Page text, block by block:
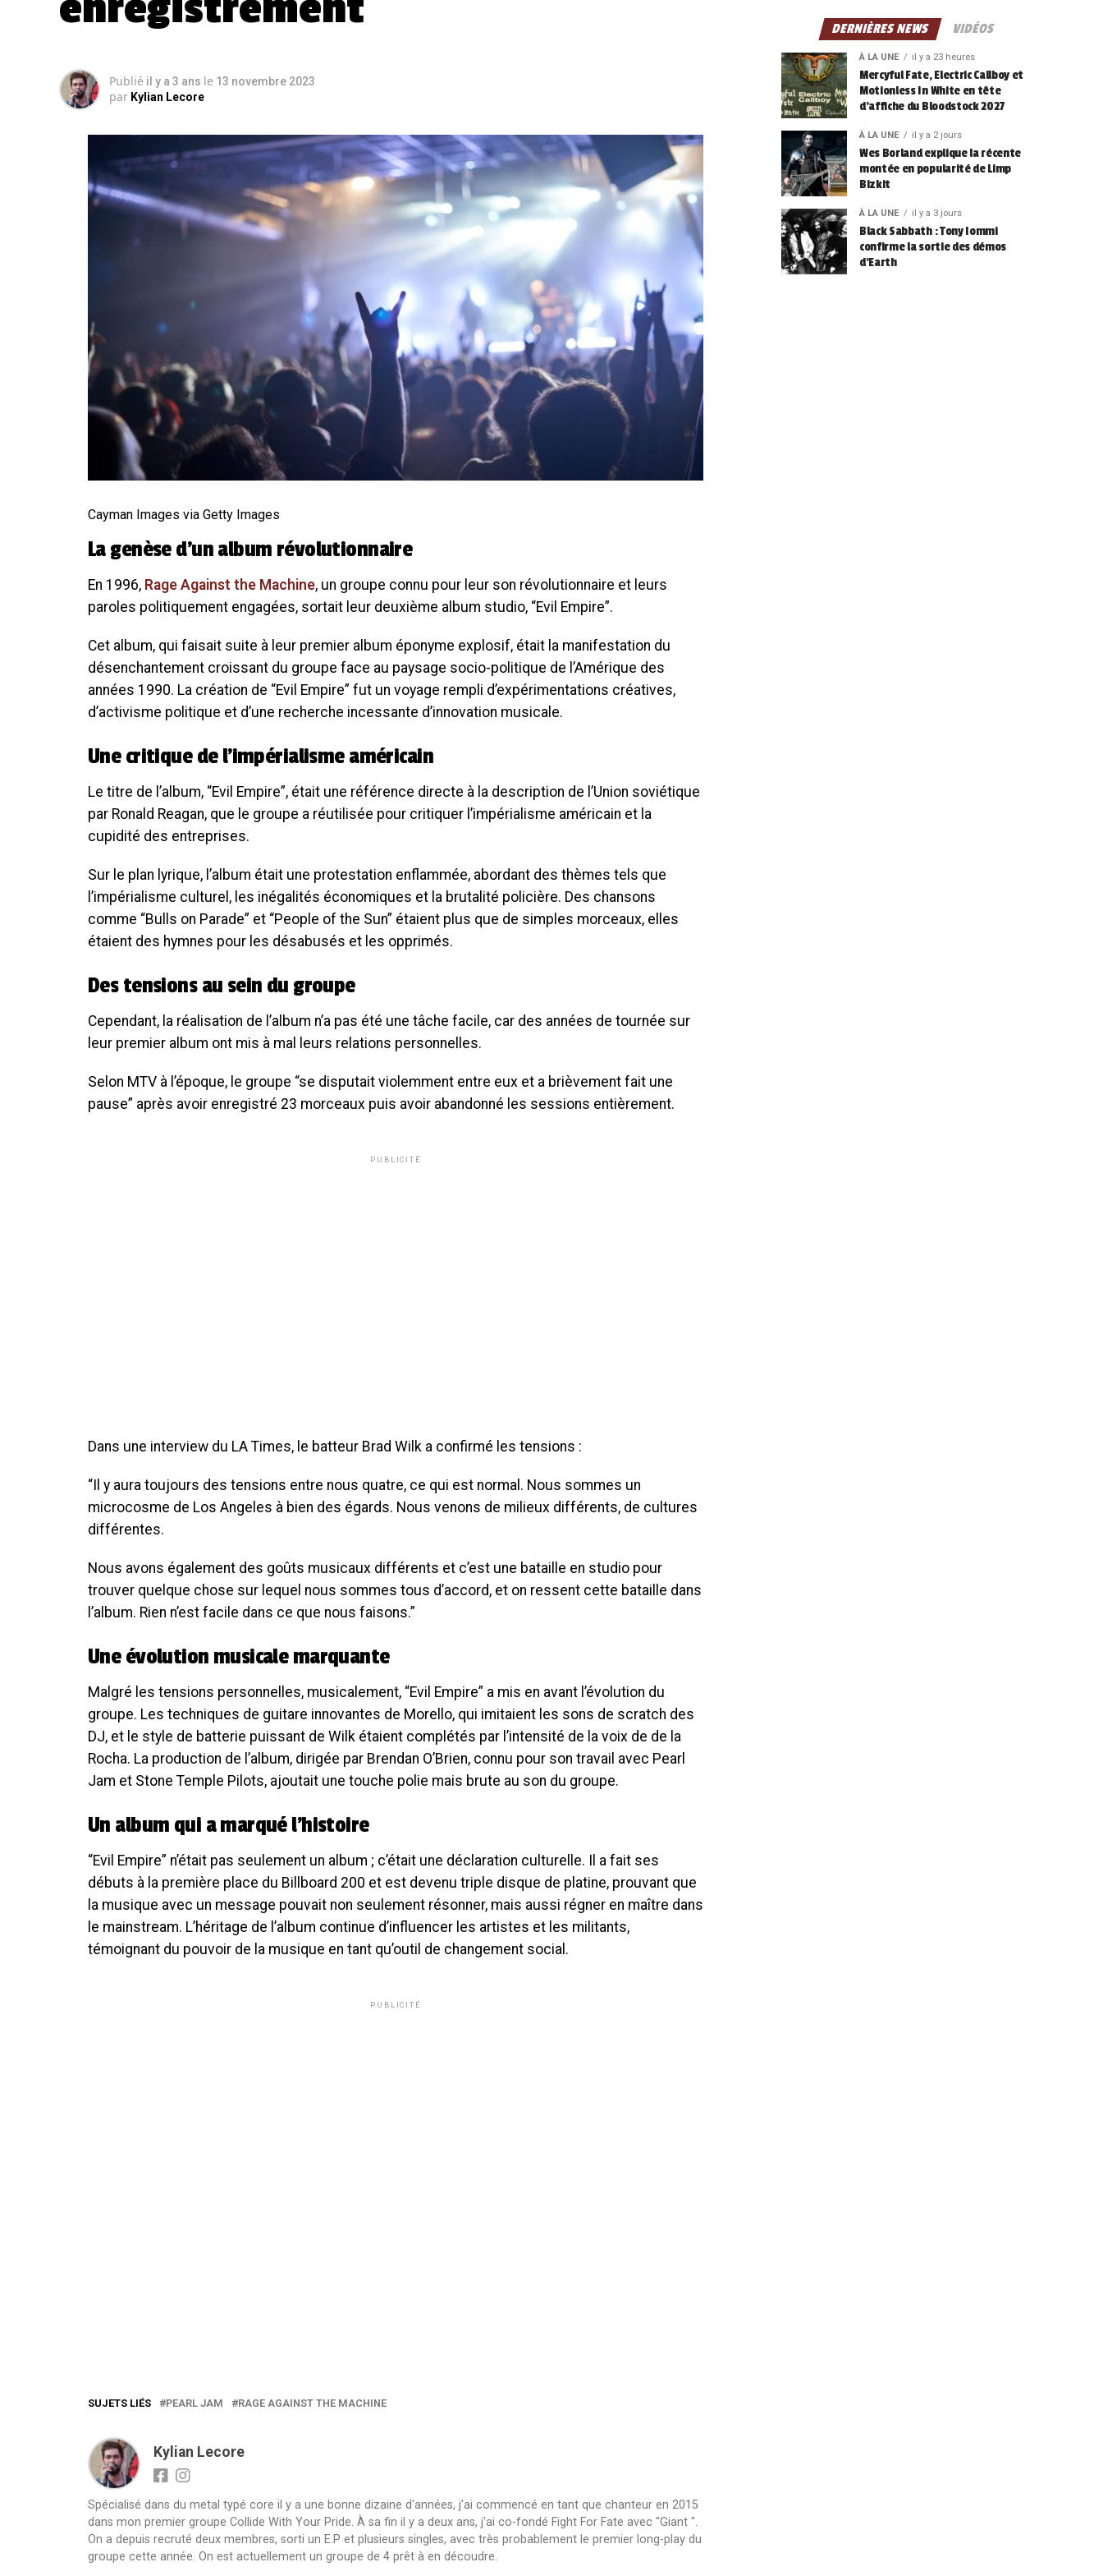
Publié il y a 3 ans le 13 novembre 2023
par Kylian Lecore
Cayman Images via Getty Images
La genèse d’un album révolutionnaire
En 1996, Rage Against the Machine, un groupe connu pour leur son révolutionnaire et leurs
paroles politiquement engagées, sortait leur deuxième album studio, “Evil Empire”.
Cet album, qui faisait suite à leur premier album éponyme explosif, était la manifestation du
désenchantement croissant du groupe face au paysage socio-politique de l’Amérique des
années 1990. La création de “Evil Empire” fut un voyage rempli d’expérimentations créatives,
d’activisme politique et d’une recherche incessante d’innovation musicale.
Une critique de l’impérialisme américain
Le titre de l’album, “Evil Empire”, était une référence directe à la description de l’Union soviétique
par Ronald Reagan, que le groupe a réutilisée pour critiquer l’impérialisme américain et la
cupidité des entreprises.
Sur le plan lyrique, l’album était une protestation enflammée, abordant des thèmes tels que
l’impérialisme culturel, les inégalités économiques et la brutalité policière. Des chansons
comme “Bulls on Parade” et “People of the Sun” étaient plus que de simples morceaux, elles
étaient des hymnes pour les désabusés et les opprimés.
Des tensions au sein du groupe
Cependant, la réalisation de l’album n’a pas été une tâche facile, car des années de tournée sur
leur premier album ont mis à mal leurs relations personnelles.
Selon MTV à l’époque, le groupe “se disputait violemment entre eux et a brièvement fait une
pause” après avoir enregistré 23 morceaux puis avoir abandonné les sessions entièrement.
PUBLICITÉ
Dans une interview du LA Times, le batteur Brad Wilk a confirmé les tensions :
“Il y aura toujours des tensions entre nous quatre, ce qui est normal. Nous sommes un
microcosme de Los Angeles à bien des égards. Nous venons de milieux différents, de cultures
différentes.
Nous avons également des goûts musicaux différents et c’est une bataille en studio pour
trouver quelque chose sur lequel nous sommes tous d’accord, et on ressent cette bataille dans
l’album. Rien n’est facile dans ce que nous faisons.”
Une évolution musicale marquante
Malgré les tensions personnelles, musicalement, “Evil Empire” a mis en avant l’évolution du
groupe. Les techniques de guitare innovantes de Morello, qui imitaient les sons de scratch des
DJ, et le style de batterie puissant de Wilk étaient complétés par l’intensité de la voix de de la
Rocha. La production de l’album, dirigée par Brendan O’Brien, connu pour son travail avec Pearl
Jam et Stone Temple Pilots, ajoutait une touche polie mais brute au son du groupe.
Un album qui a marqué l’histoire
“Evil Empire” n’était pas seulement un album ; c’était une déclaration culturelle. Il a fait ses
débuts à la première place du Billboard 200 et est devenu triple disque de platine, prouvant que
la musique avec un message pouvait non seulement résonner, mais aussi régner en maître dans
le mainstream. L’héritage de l’album continue d’influencer les artistes et les militants,
témoignant du pouvoir de la musique en tant qu’outil de changement social.
PUBLICITÉ
SUJETS LIÉS PEARL JAM RAGE AGAINST THE MACHINE
Kylian Lecore
Spécialisé dans du metal typé core il y a une bonne dizaine d'années, j'ai commencé en tant que chanteur en 2015
dans mon premier groupe Collide With Your Pride. À sa fin il y a deux ans, j'ai co-fondé Fight For Fate avec "Giant ".
On a depuis recruté deux membres, sorti un E.P et plusieurs singles, avec très probablement le premier long-play du
groupe cette année. On est actuellement un groupe de 4 prêt à en découdre.
DERNIÈRES NEWS VIDÉOS
À LA UNE il y a 23 heures
Mercyful Fate, Electric Callboy et
Motionless In White en tête
d’affiche du Bloodstock 2027
À LA UNE il y a 2 jours
Wes Borland explique la récente
montée en popularité de Limp
Bizkit
À LA UNE il y a 3 jours
Black Sabbath : Tony Iommi
confirme la sortie des démos
d’Earth